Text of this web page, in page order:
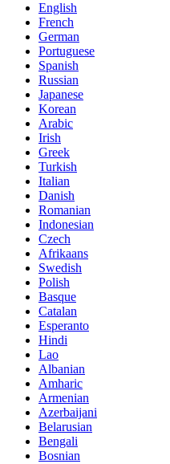
English
French
German
Portuguese
Spanish
Russian
Japanese
Korean
Arabic
Irish
Greek
Turkish
Italian
Danish
Romanian
Indonesian
Czech
Afrikaans
Swedish
Polish
Basque
Catalan
Esperanto
Hindi
Lao
Albanian
Amharic
Armenian
Azerbaijani
Belarusian
Bengali
Bosnian